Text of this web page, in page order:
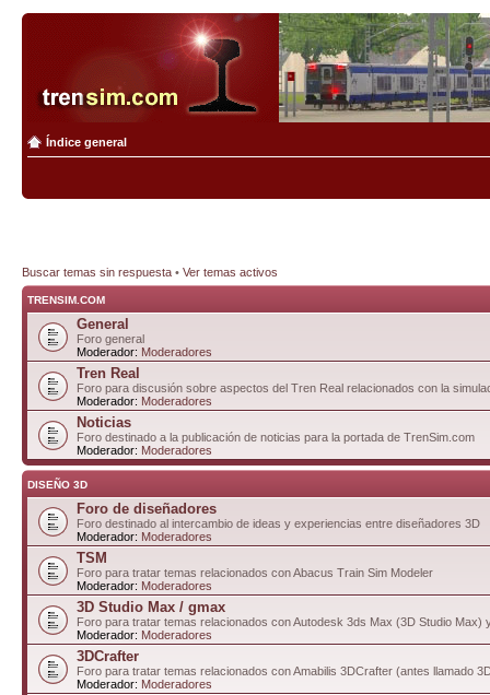
Índice general
Buscar temas sin respuesta • Ver temas activos
TRENSIM.COM
General
Foro general
Moderador: Moderadores
Tren Real
Foro para discusión sobre aspectos del Tren Real relacionados con la
Moderador: Moderadores
Noticias
Foro destinado a la publicación de noticias para la portada de TrenSim.com
Moderador: Moderadores
DISEÑO 3D
Foro de diseñadores
Foro destinado al intercambio de ideas y experiencias entre diseñadores 3D
Moderador: Moderadores
TSM
Foro para tratar temas relacionados con Abacus Train Sim Modeler
Moderador: Moderadores
3D Studio Max / gmax
Foro para tratar temas relacionados con Autodesk 3ds Max (3D Studio Max)
Moderador: Moderadores
3DCrafter
Foro para tratar temas relacionados con Amabilis 3DCrafter (antes llamado
Moderador: Moderadores